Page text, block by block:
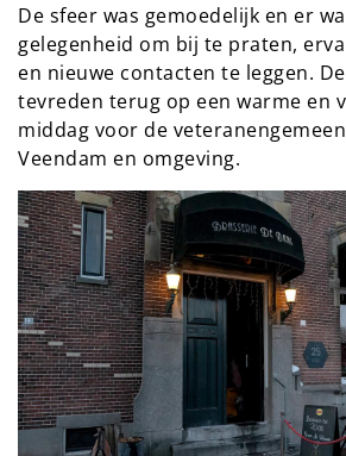
De sfeer was gemoedelijk en er
gelegenheid om bij te praten,
en nieuwe contacten te leggen.
tevreden terug op een warme en
middag voor de
Veendam en omgeving.